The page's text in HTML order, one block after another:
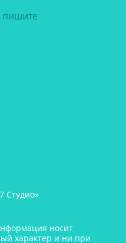
пишите
Студио»
носит
характер и ни при